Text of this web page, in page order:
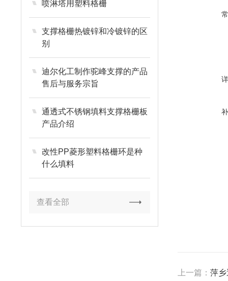
喷淋塔用塑料格栅
支撑格栅热镀锌和冷镀锌的区
别
迪尔化工制作驼峰支撑的产品
售后与服务宗旨
通透式不锈钢填料支撑格栅板
产品介绍
改性PP菱形塑料格栅环是种
什么填料
查看全部
上一篇：萍